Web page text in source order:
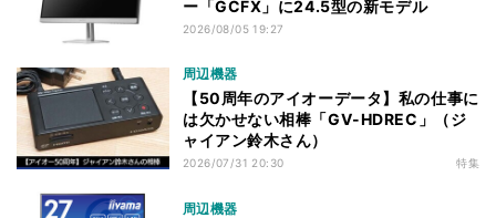
ー「GCFX」に24.5型の新モデル
2026/08/05 19:27
周辺機器
【50周年のアイオーデータ】私の仕事に
は欠かせない相棒「GV-HDREC」（ジ
ャイアン鈴木さん）
2026/07/31 20:30 特集
周辺機器